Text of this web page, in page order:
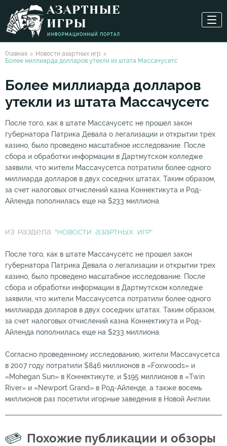
Главная
Новости азартных игр
Более миллиарда долларов утекли из штата Массачусетс
Более миллиарда долларов
утекли из штата Массачусетс
После того, как в штате Массачусетс не прошел закон
губернатора Патрика Девала о легализации и открытии трех
казино, было проведено масштабное исследование. После
сбора и обработки информации в Дартмутском колледже
заявили, что жители Массачусетса потратили более одного
миллиарда долларов в двух соседних штатах. Таким образом,
за счет налоговых отчислений казна Коннектикута и Род-
Айленда пополнилась еще на $233 миллиона.
из раздела "Новости азартных игр"
После того, как в штате Массачусетс не прошел закон
губернатора Патрика Девала о легализации и открытии трех
казино, было проведено масштабное исследование. После
сбора и обработки информации в Дартмутском колледже
заявили, что жители Массачусетса потратили более одного
миллиарда долларов в двух соседних штатах. Таким образом,
за счет налоговых отчислений казна Коннектикута и Род-
Айленда пополнилась еще на $233 миллиона.
Согласно проведенному исследованию, жители Массачусетса
в 2007 году потратили $846 миллионов в «Foxwoods» и
«Mohegan Sun» в Коннектикуте, и $195 миллионов в «Twin
River» и «Newport Grand» в Род-Айленде, а также восемь
миллионов раз посетили игорные заведения в Новой Англии.
Похожие публикации и обзоры